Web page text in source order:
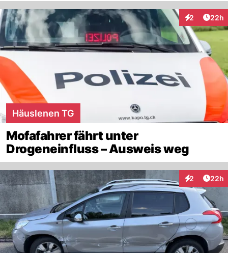
2
Interaktionen
22h
Häuslenen TG
Mofafahrer fährt unter
Drogeneinfluss – Ausweis weg
2
Interaktionen
22h